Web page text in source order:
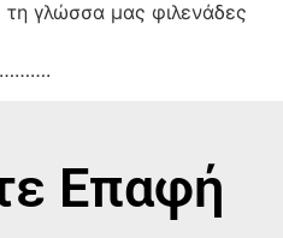
τη γλώσσα μας φιλενάδες
Επαφή